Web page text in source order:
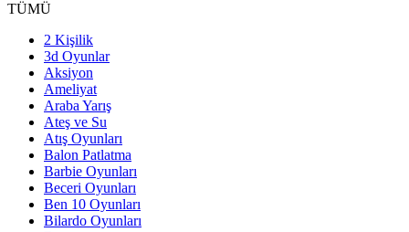
TÜMÜ
2 Kişilik
3d Oyunlar
Aksiyon
Ameliyat
Araba Yarış
Ateş ve Su
Atış Oyunları
Balon Patlatma
Barbie Oyunları
Beceri Oyunları
Ben 10 Oyunları
Bilardo Oyunları